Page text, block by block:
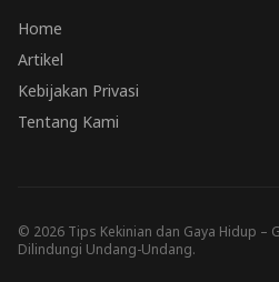
Home
Artikel
Kebijakan Privasi
Tentang Kami
© 2026 Tips Kekinian dan Gaya Hidup –
Dilindungi Undang-Undang.